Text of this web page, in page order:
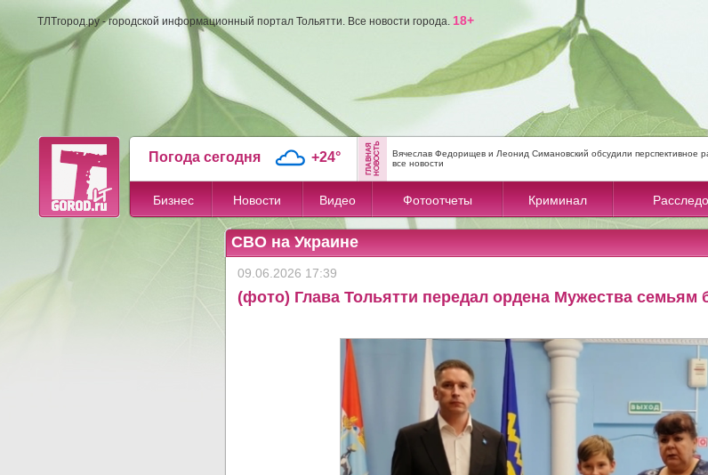
ТЛТгород.ру - городской информационный портал Тольятти. Все новости города. 18+
Погода сегодня +24°
Вячеслав Федорищев и Леонид Симановский обсудили перспективное
все новости
Бизнес Новости Видео Фотоотчеты Криминал
СВО на Украине
09.06.2026 17:39
(фото) Глава Тольятти передал ордена Мужества